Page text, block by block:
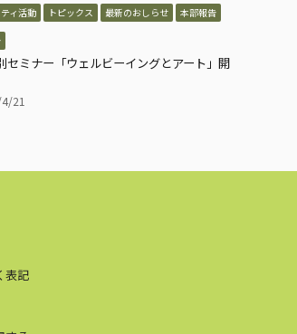
ィ活動 トピックス 最新のおしらせ 本部報告
セミナー「ウェルビーイングとアート」開
21
表記